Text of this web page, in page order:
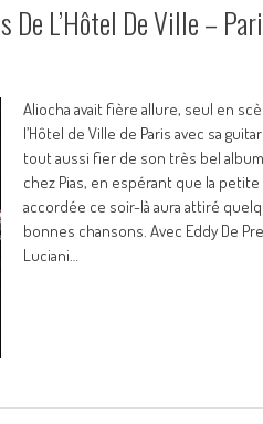
De L’Hôtel De Ville –
Aliocha avait fière allure, seul en
l’Hôtel de Ville de Paris avec sa
tout aussi fier de son très bel
chez Pias, en espérant que la
accordée ce soir-là aura attiré
bonnes chansons. Avec Eddy De
Luciani…